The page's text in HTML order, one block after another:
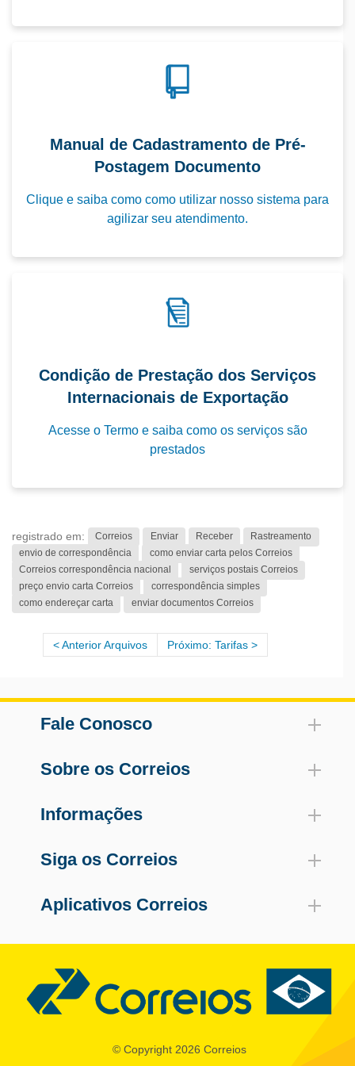
Clique aqui para fazer o download do formulário
Manual de Cadastramento de Pré-
Postagem Documento
Clique e saiba como como utilizar nosso sistema para
agilizar seu atendimento.
Condição de Prestação dos Serviços
Internacionais de Exportação
Acesse o Termo e saiba como os serviços são
prestados
registrado em: Correios Enviar Receber
Rastreamento
envio de correspondência
como enviar carta pelos Correios
Correios correspondência nacional
serviços postais Correios
preço envio carta Correios
correspondência simples
como endereçar carta
enviar documentos Correios
Anterior Arquivos Próximo: Tarifas
Fale Conosco
Sobre os Correios
Informações
Siga os Correios
Aplicativos Correios
© Copyright 2026 Correios